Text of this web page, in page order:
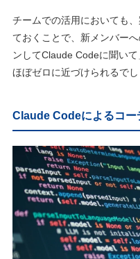
チームでの活用においても
ておくことで、新メンバー
ンしてClaude Codeに聞い
ほぼゼロに近づけられるでし
Claude Codeによるコー